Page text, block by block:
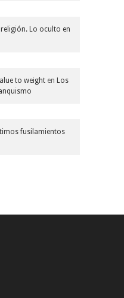
religión. Lo oculto en
to weight en Los
fusilamientos